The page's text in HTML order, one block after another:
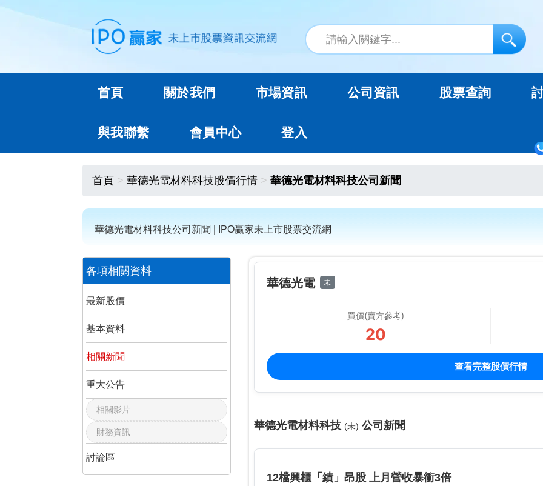
首頁 關於我們 市場資訊 公司資訊 股票查詢
與我聯繫 會員中心 登入
首頁 華德光電材料科技股價行情 華德光電材料科技公司新聞
華德光電材料科技公司新聞 | IPO贏家未上市股票交流網
各項相關資料
最新股價
基本資料
相關新聞
重大公告
相關影片
財務資訊
討論區
華德光電 未
買價(賣方參考)
20
查看完整股價行情
華德光電材料科技 (未) 公司新聞
12檔興櫃「績」昂股 上月營收暴衝3倍